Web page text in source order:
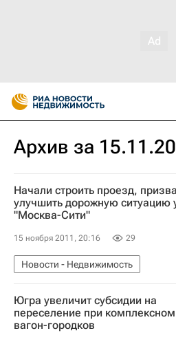
Архив за
Начали строить проезд,
улучшить дорожную ситуацию
"Москва-Сити"
15 ноября 2011, 20:16 29
Новости - Недвижимость
Новая градостроительная
Москва-Сити
Дороги
Департамент строительства
Югра увеличит субсидии на
переселение при
вагон-городков